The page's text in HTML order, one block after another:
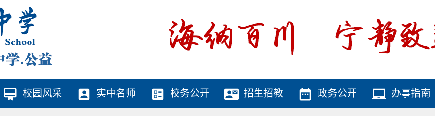
card_membership 校园风采 account_box 实中名师 ballot 校务公开 contact_mail 招生招教 date_range 政务公开 laptop_chromebook 办事指南